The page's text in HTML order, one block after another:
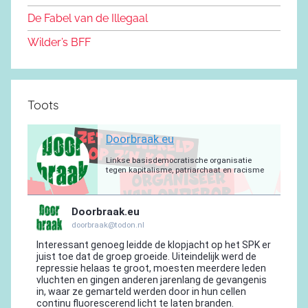
o
De Fabel van de Illegaal
Wilder’s BFF
Toots